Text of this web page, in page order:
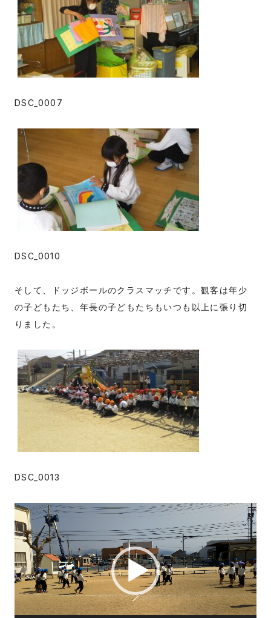
DSC_0007
DSC_0010
そして、ドッジボールのクラスマッチです。観客は年少
の子どもたち、年長の子どもたちもいつも以上に張り切
りました。
DSC_0013
動
画
プ
レ
ー
ヤ
ー